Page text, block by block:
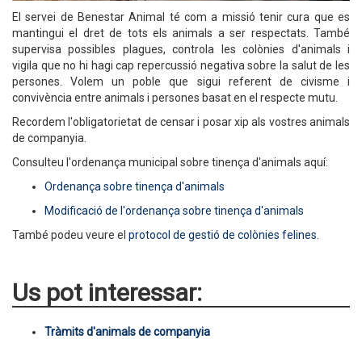
El servei de Benestar Animal té com a missió tenir cura que es
mantingui el dret de tots els animals a ser respectats. També
supervisa possibles plagues, controla les colònies d'animals i
vigila que no hi hagi cap repercussió negativa sobre la salut de les
persones. Volem un poble que sigui referent de civisme i
convivència entre animals i persones basat en el respecte mutu.
Recordem l'obligatorietat de censar i posar xip als vostres animals
de companyia.
Consulteu l'ordenança municipal sobre tinença d'animals aquí:
Ordenança sobre tinença d'animals
Modificació de l'ordenança sobre tinença d'animals
També podeu veure el protocol de gestió de colònies felines
Us pot interessar:
Tràmits d'animals de companyia